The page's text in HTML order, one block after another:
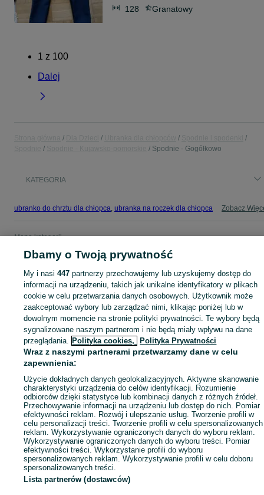
128 Granatowy
1 z 100
Dalej
Spodnie - Gogółkowo
KATEGORIA
ubranko do chrztu dla chłopca, ubranka na roczek dla chłopca Zobacz
Mapa kategorii
Mapa miejscowości
Popularne wyszukiwania
Dbamy o Twoją prywatność
My i nasi447 partnerzy przechowujemy lub uzyskujemy dostęp do
informacji na urządzeniu, takich jak unikalne identyfikatory w plikach
cookie w celu przetwarzania danych osobowych. Użytkownik może
zaakceptować wybory lub zarządzać nimi, klikając poniżej lub w
dowolnym momencie na stronie polityki prywatności. Te wybory będą
sygnalizowane naszym partnerom i nie będą miały wpływu na dane
przeglądania. Polityka cookies, Polityka Prywatności
Wraz z naszymi partnerami przetwarzamy dane w celu
zapewnienia:
Użycie dokładnych danych geolokalizacyjnych. Aktywne skanowanie
charakterystyki urządzenia do celów identyfikacji. Rozumienie
odbiorców dzięki statystyce lub kombinacji danych z różnych źródeł.
Przechowywanie informacji na urządzeniu lub dostęp do nich. Pomiar
efektywności reklam. Rozwój i ulepszanie usług. Tworzenie profili w
celu personalizacji treści. Tworzenie profili w celu spersonalizowanych
reklam. Wykorzystywanie ograniczonych danych do wyboru reklam.
Wykorzystywanie ograniczonych danych do wyboru treści. Pomiar
efektywności treści. Wykorzystanie profili do wyboru
spersonalizowanych reklam. Wykorzystywanie profili w celu doboru
spersonalizowanych treści.
Lista partnerów (dostawców)